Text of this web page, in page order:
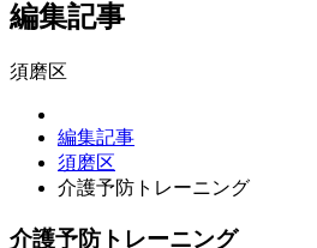
編集記事
須磨区
編集記事
須磨区
介護予防トレーニング
介護予防トレーニング